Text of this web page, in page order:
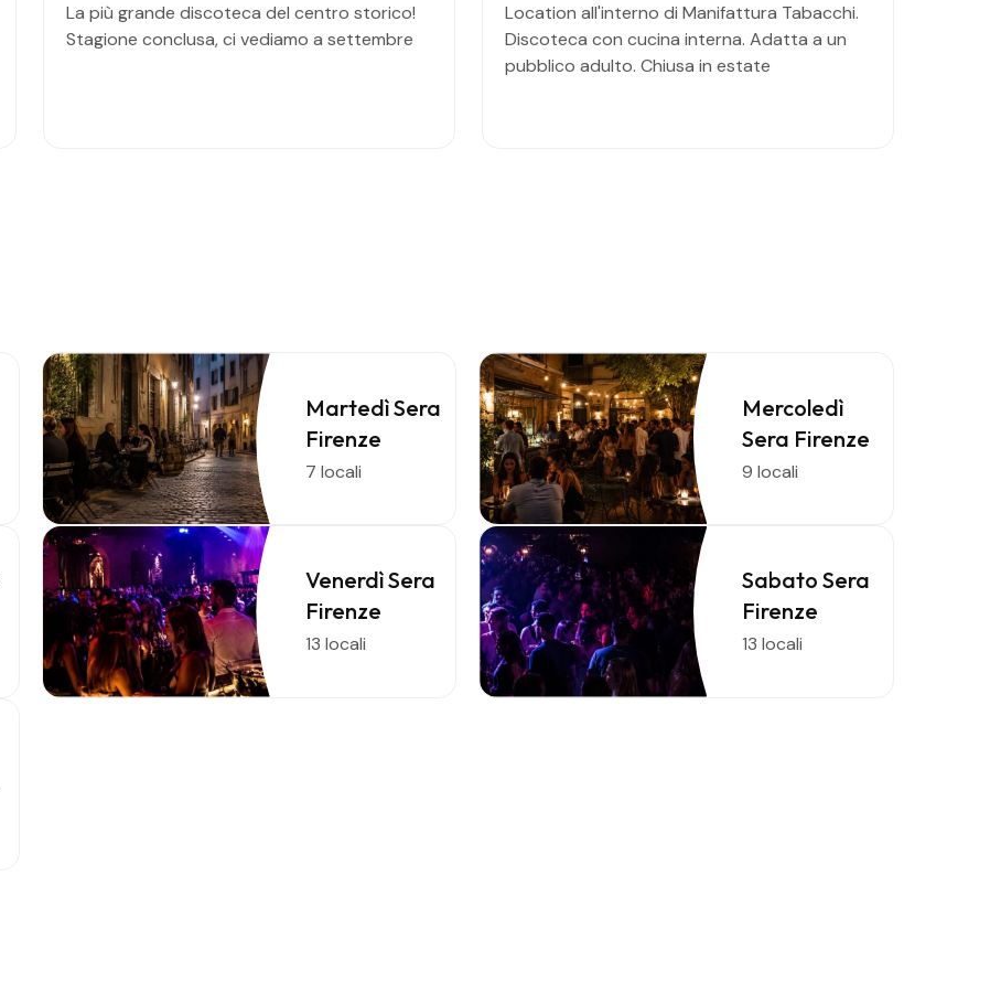
La più grande discoteca del centro storico!
Stagione conclusa, ci vediamo a settembre
Location all'interno di Manifattura Tabacchi.
Discoteca con cucina interna. Adatta a un
pubblico adulto. Chiusa in estate
Martedì Sera
Firenze
7 locali
Mercoledì
Sera Firenze
9 locali
Venerdì Sera
Firenze
13 locali
Sabato Sera
Firenze
13 locali